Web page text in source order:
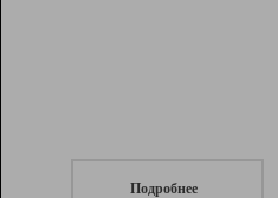
Подробнее